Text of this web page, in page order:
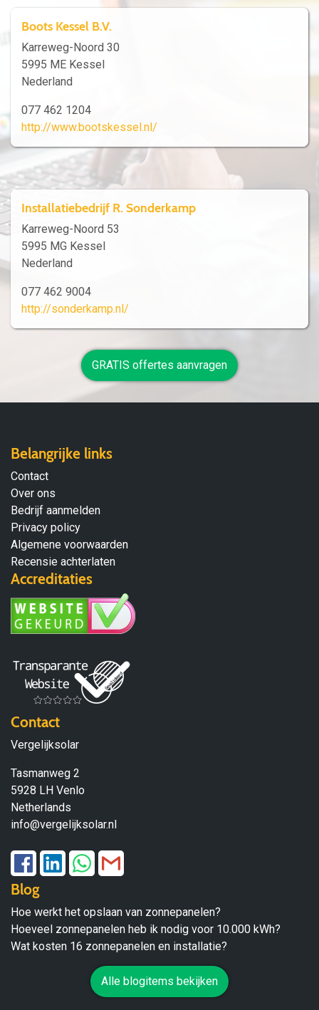
Boots Kessel B.V.
Karreweg-Noord 30
5995 ME Kessel
Nederland
077 462 1204
http://www.bootskessel.nl/
Installatiebedrijf R. Sonderkamp
Karreweg-Noord 53
5995 MG Kessel
Nederland
077 462 9004
http://sonderkamp.nl/
GRATIS offertes aanvragen
Belangrijke links
Contact
Over ons
Bedrijf aanmelden
Privacy policy
Algemene voorwaarden
Recensie achterlaten
Accreditaties
Contact
Vergelijksolar
Tasmanweg 2
5928 LH Venlo
Netherlands
info@vergelijksolar.nl
Blog
Hoe werkt het opslaan van zonnepanelen?
Hoeveel zonnepanelen heb ik nodig voor 10.000 kWh?
Wat kosten 16 zonnepanelen en installatie?
Alle blogitems bekijken